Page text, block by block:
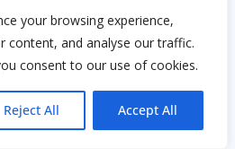
your browsing experience,
content, and analyse our traffic.
consent to our use of cookies.
Reject All Accept All
всегда выбирал
— значит, можно было ничего
оправданий.